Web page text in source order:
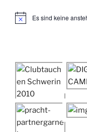
H
i
s
Es sind keine